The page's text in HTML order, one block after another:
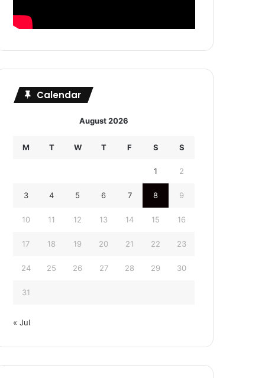
Calendar
August 2026
M T W T F S S
1 2
3 4 5 6 7 8 9
10 11 12 13 14 15 16
17 18 19 20 21 22 23
24 25 26 27 28 29 30
31
« Jul